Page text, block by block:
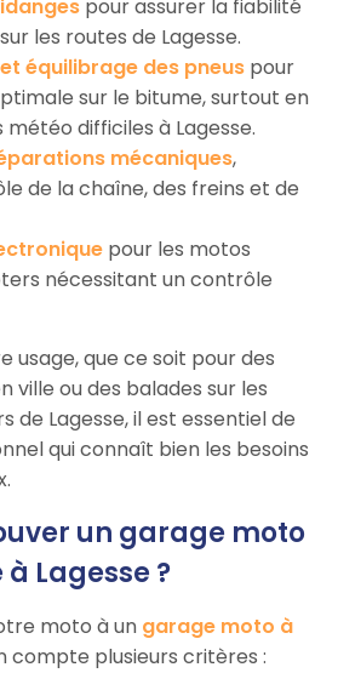
pour assurer la fiabilité
les routes de Lagesse.
équilibrage des pneus pour
sur le bitume, surtout en
difficiles à Lagesse.
mécaniques,
de la chaîne, des freins et de
pour les motos
nécessitant un contrôle
usage, que ce soit pour des
ville ou des balades sur les
de Lagesse, il est essentiel de
qui connaît bien les besoins
un garage moto
Lagesse ?
moto à un garage moto à
compte plusieurs critères :